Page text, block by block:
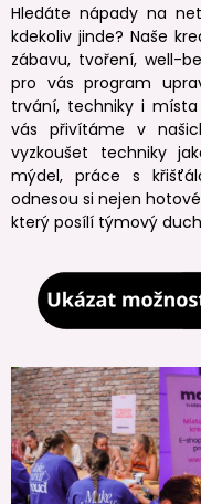
Hledáte nápady na
kdekoliv jinde? Naše
zábavu, tvoření, well-
pro vás program
trvání, techniky i
vás přivítáme v
vyzkoušet techniky
mýdel, práce s
odnesou si nejen
který posílí týmový